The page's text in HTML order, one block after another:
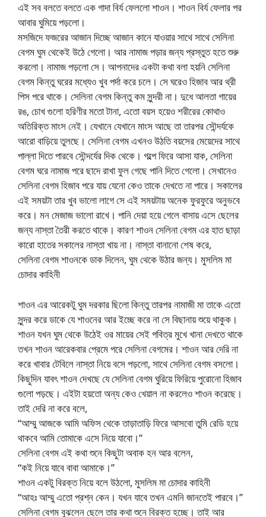
এই সব বলতে বলতে এক গাদা বির্য ফেললো শাওন। শাওন বির্য ফেলার পর
আবার ঘুমিয়ে পড়লো।
মসজিদে ফজরের আজান দিচ্ছে আজান কানে যাওয়ার সাথে সাথে সেলিনা
বেগম ঘুম থেকেই উঠে গেলো। আর নামাজ পড়ার জন্য প্রস্তুত হতে শুরু
করলো। নামাজ পড়লো সে। আপনাদের একটা কথা বলা হয়নি সেলিনা
বেগম কিন্তু ঘরের মধ্যেও খুব পর্দা করে চলে। সে ঘরেও হিজাব আর থ্রী
পিস পরে থাকে। সেলিনা বেগম কিন্তু কম সুন্দরী না। দুধে আলতা গায়ের
রঙ, চোখ গুলো হরিণীর মতো টানা, এতো বয়স হয়েও শরীরের কোথাও
অতিরিক্ত মাংস নেই। যেখানে যেখানে মাংস আছে তা তারপর সৌন্দর্যকে
আরো বাড়িয়ে তুলছে। সেলিনা বেগম এখনও উঠতি বয়সের মেয়েদের সাথে
পাল্লা দিতে পারবে সৌন্দর্যের দিক থেকে। গল্পে ফিরে আসা যাক, সেলিনা
বেগম ঘরে নামাজ পরে ছাদে রাখা ফুল গেছে পানি দিতে গেলো। সেখানেও
সেলিনা বেগম হিজাব পরে যায় যেনো কেও তাকে দেখতে না পারে। সকালের
এই সময়টা তার খুব ভালো লাগে সে এই সময়টায় অনেক ফুরফুরে অনুভবে
করে। মন মেজাজ ভালো রাখে। পানি দেয়া হয়ে গেলে বাসায় এসে ছেলের
জন্য নাস্তা তৈরী করতে থাকে। কারণ শাওন সেলিনা বেগম এর হাত ছাড়া
কারো হাতের সকালের নাস্তা খায় না। নাস্তা বানানো শেষ করে,
সেলিনা বেগম শাওনকে ডাক দিলেন, ঘুম থেকে উঠার জন্য। মুসলিম মা
চোদার কাহিনী
শাওন এর আরেকটু ঘুম দরকার ছিলো কিন্তু তারপর নামাজী মা তাকে এতো
সুন্দর করে ডাকে যে শাওনের আর ইচ্ছে করে না সে বিছানায় শুয়ে থাকুক।
শাওন যখন ঘুম থেকে উঠেই ওর মায়ের সেই পবিত্র মুখে খানা দেখতে থাকে
তখন শাওন আরেকবার প্রেমে পরে সেলিনা বেগমের। শাওন আর দেরি না
করে খাবার টেবিলে নাস্তা নিয়ে বসে পড়লো, সাথে সেলিনা বেগম বসলো।
কিছুদিন যাবৎ শাওন দেখছে যে সেলিনা বেগম ঘুরিয়ে ফিরিয়ে পুরোনো হিজাব
গুলো পড়ছে। এইটা হয়তো অন্য কেও খেয়াল না করলেও শাওন করেছে।
তাই দেরি না করে বলে,
“আম্মু আজকে আমি অফিস থেকে তাড়াতাড়ি ফিরে আসবো তুমি রেডি হয়ে
থাকবে আমি তোমাকে এসে নিয়ে যাবো।”
সেলিনা বেগম এই কথা শুনে কিছুটা অবাক হন আর বলেন,
“কই নিয়ে যাবে বাবা আমাকে।”
শাওন একটু বিরক্ত নিয়ে বলে উঠলো, মুসলিম মা চোদার কাহিনী
“আহঃ আম্মু এতো প্রশ্ন কেন। যখন যাবে তখন এমনি জানতেই পারবে।”
সেলিনা বেগম বুঝলেন ছেলে তার কথা শুনে বিরক্ত হচ্ছে। তাই আর